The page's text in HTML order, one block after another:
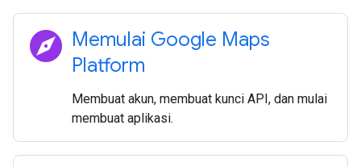
explore Memulai Google Maps
Platform
Membuat akun, membuat kunci API, dan mulai
membuat aplikasi.